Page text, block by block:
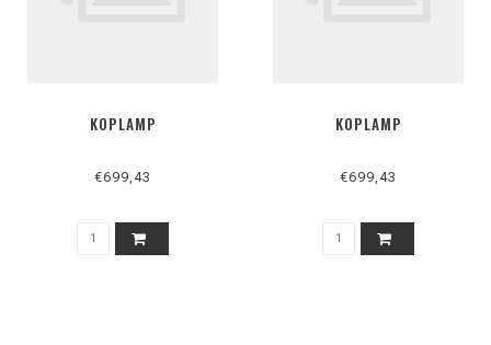
KOPLAMP
€699,43
KOPLAMP
€699,43